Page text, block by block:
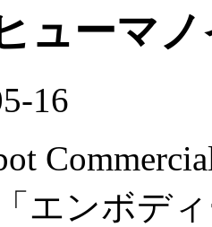
ューマ
16
エンボデ